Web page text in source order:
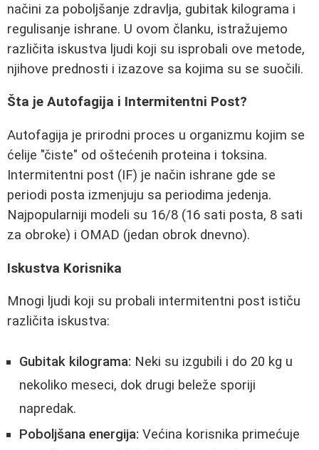
načini za poboljšanje zdravlja, gubitak kilograma i
regulisanje ishrane. U ovom članku, istražujemo
različita iskustva ljudi koji su isprobali ove metode,
njihove prednosti i izazove sa kojima su se suočili.
Šta je Autofagija i Intermitentni Post?
Autofagija je prirodni proces u organizmu kojim se
ćelije "čiste" od oštećenih proteina i toksina.
Intermitentni post (IF) je način ishrane gde se
periodi posta izmenjuju sa periodima jedenja.
Najpopularniji modeli su 16/8 (16 sati posta, 8 sati
za obroke) i OMAD (jedan obrok dnevno).
Iskustva Korisnika
Mnogi ljudi koji su probali intermitentni post ističu
različita iskustva:
Gubitak kilograma: Neki su izgubili i do 20 kg u
nekoliko meseci, dok drugi beleže sporiji
napredak.
Poboljšana energija: Većina korisnika primećuje